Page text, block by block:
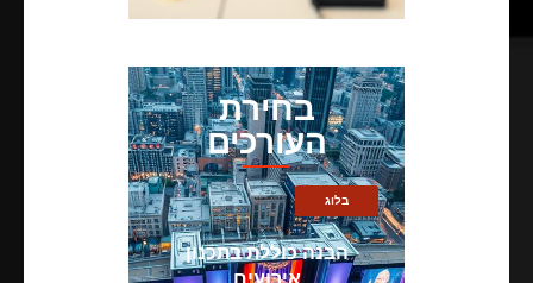
בחירת
העורכים
בלוג
הבנה כוללת בתכנון
אירועים